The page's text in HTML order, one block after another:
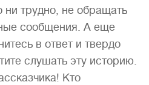
ни труд­но, не обращать
сообщения. А еще
в ответ и твердо
слушать эту историю.
Кто